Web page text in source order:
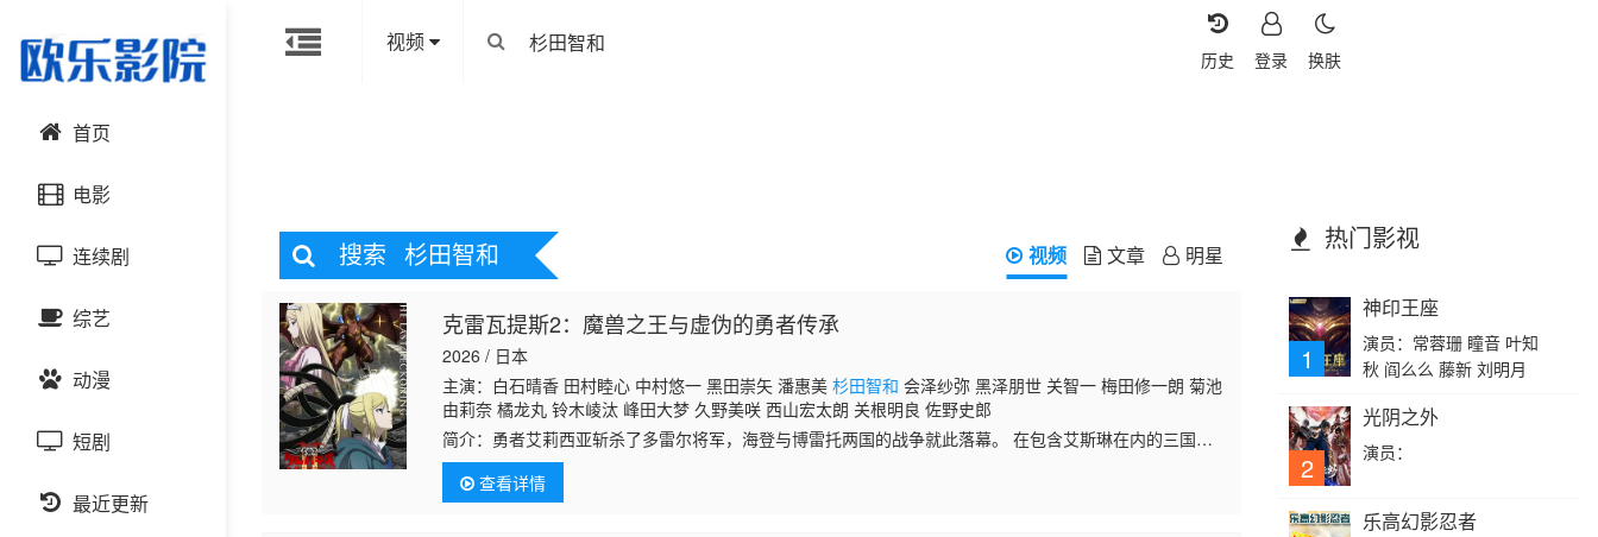
视频
换肤
登录
历史
首页
电影
动作片
喜剧片
爱情片
科幻片
恐怖片
连续剧
国产剧
港台剧
日韩剧
欧美剧
综艺
大陆综艺
日韩综艺
港台综艺
动漫
国产动漫
日韩动漫
短剧
最近更新
搜索 杉田智和 视频 文章 明星
克雷瓦提斯2：魔兽之王与虚伪的勇者传承
2026 / 日本
主演：白石晴香 田村睦心 中村悠一 黑田崇矢 潘惠美杉田智和 会泽纱弥 黑泽朋世 关智一 梅田修一朗 菊池
由莉奈 橘龙丸 铃木崚汰 峰田大梦 久野美咲 西山宏太朗 关根明良 佐野史郎
简介： 勇者艾莉西亚斩杀了多雷尔将军，海登与博雷托两国的战争就此落幕。 在包含艾斯琳在内的三国会
谈中，众人争执的焦点，是多雷尔打造的 “秘密密室”。 围绕这间密室的下落，各国使者络绎不绝地前往博
雷托的神学院鲁瑟因。 人群之中，也有已成为卢纳专属魔法导师的克伦的身影。
查看详情
热门影视
1
神印王座
演员：常蓉珊 瞳音 叶知
秋 阎么么 藤新 刘明月
2
光阴之外
演员：
乐高幻影忍者